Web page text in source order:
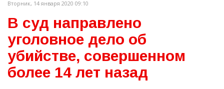
Вторник, 14 января 2020 09:10
В суд направлено
уголовное дело об
убийстве, совершенном
более 14 лет назад